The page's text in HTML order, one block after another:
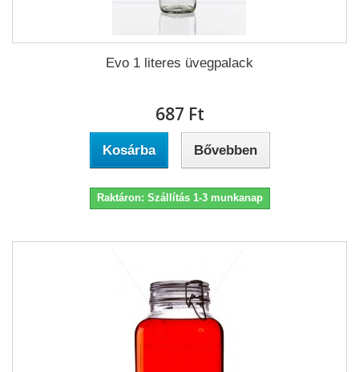
Evo 1 literes üvegpalack
687 Ft‎
Kosárba Bővebben
Raktáron: Szállítás 1-3 munkanap